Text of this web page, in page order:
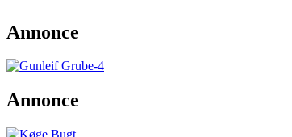
Annonce
Annonce